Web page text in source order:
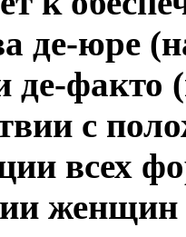
де-юре
де-факто
с
всех
женщин